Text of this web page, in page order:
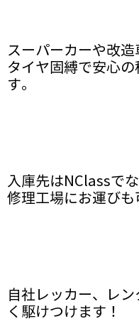
スーパーカーや改
タイヤ固縛で安心
す。
入庫先はNClassで
修理工場にお運びも
自社レッカー、レ
く駆けつけます！